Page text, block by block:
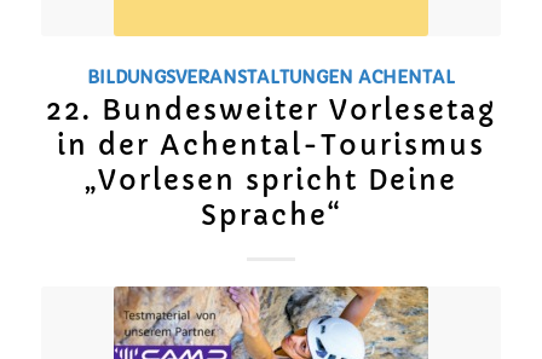
BILDUNGSVERANSTALTUNGEN ACHENTAL
22. Bundesweiter Vorlesetag
in der Achental-Tourismus
„Vorlesen spricht Deine
Sprache“